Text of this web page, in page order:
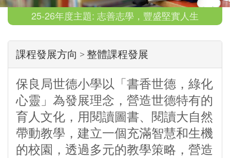
25-26年度主題: 志善志學，豐盛堅實人生
課程發展方向 > 整體課程發展
保良局世德小學以「書香世德，綠化
心靈」為發展理念，營造世德特有的
育人文化，用閱讀圖書、閱讀大自然
帶動教學，建立一個充滿智慧和生機
的校園，透過多元的教學策略，營造